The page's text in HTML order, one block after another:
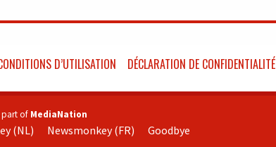
D’UTILISATION DÉCLARATION DE CONFIDENTIALITÉ
part of MediaNation
(NL) Newsmonkey (FR) Goodbye